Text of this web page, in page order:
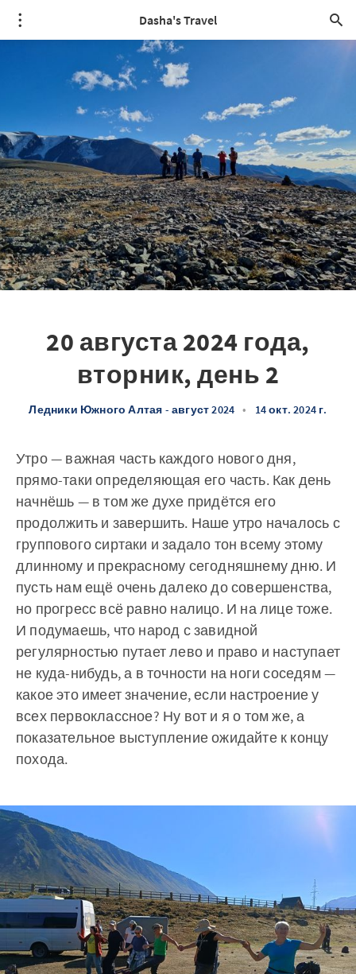
Dasha's Travel
20 августа 2024 года,
вторник, день 2
Ледники Южного Алтая - август 2024 • 14 окт. 2024 г.
Утро — важная часть каждого нового дня,
прямо-таки определяющая его часть. Как день
начнёшь — в том же духе придётся его
продолжить и завершить. Наше утро началось с
группового сиртаки и задало тон всему этому
длинному и прекрасному сегодняшнему дню. И
пусть нам ещё очень далеко до совершенства,
но прогресс всё равно налицо. И на лице тоже.
И подумаешь, что народ с завидной
регулярностью путает лево и право и наступает
не куда-нибудь, а в точности на ноги соседям —
какое это имеет значение, если настроение у
всех первоклассное? Ну вот и я о том же, а
показательное выступление ожидайте к концу
похода.